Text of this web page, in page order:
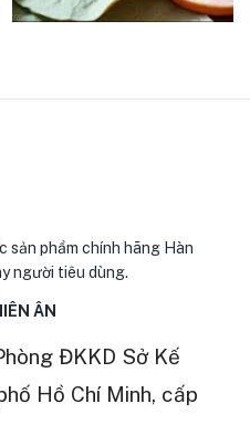
sản phẩm chính hãng Hàn
người tiêu dùng.
ÂN
ĐKKD Sở Kế
Hồ Chí Minh, cấp